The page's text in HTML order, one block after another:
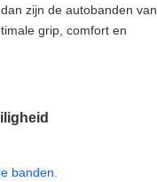
zijn de autobanden van
grip, comfort en
banden.